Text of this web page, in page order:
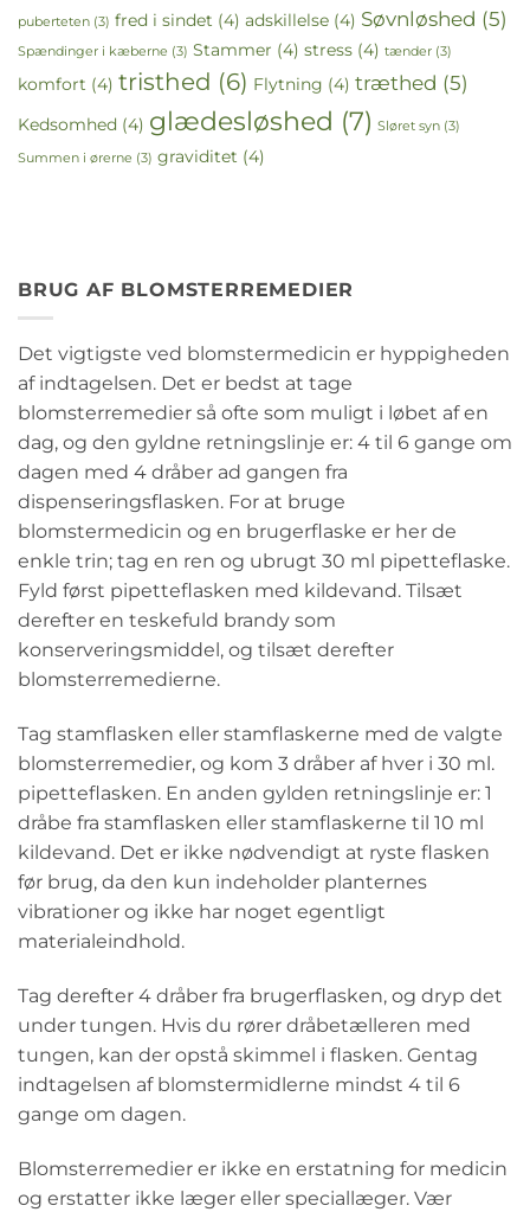
puberteten (3) fred i sindet (4) adskillelse (4) Søvnløshed (5)
Spændinger i kæberne (3) Stammer (4) stress (4) tænder (3)
komfort (4) tristhed (6) Flytning (4) træthed (5)
Kedsomhed (4) glædesløshed (7) Sløret syn (3)
Summen i ørerne (3) graviditet (4)
BRUG AF BLOMSTERREMEDIER
Det vigtigste ved blomstermedicin er hyppigheden
af indtagelsen. Det er bedst at tage
blomsterremedier så ofte som muligt i løbet af en
dag, og den gyldne retningslinje er: 4 til 6 gange om
dagen med 4 dråber ad gangen fra
dispenseringsflasken. For at bruge
blomstermedicin og en brugerflaske er her de
enkle trin; tag en ren og ubrugt 30 ml pipetteflaske.
Fyld først pipetteflasken med kildevand. Tilsæt
derefter en teskefuld brandy som
konserveringsmiddel, og tilsæt derefter
blomsterremedierne.
Tag stamflasken eller stamflaskerne med de valgte
blomsterremedier, og kom 3 dråber af hver i 30 ml.
pipetteflasken. En anden gylden retningslinje er: 1
dråbe fra stamflasken eller stamflaskerne til 10 ml
kildevand. Det er ikke nødvendigt at ryste flasken
før brug, da den kun indeholder planternes
vibrationer og ikke har noget egentligt
materialeindhold.
Tag derefter 4 dråber fra brugerflasken, og dryp det
under tungen. Hvis du rører dråbetælleren med
tungen, kan der opstå skimmel i flasken. Gentag
indtagelsen af blomstermidlerne mindst 4 til 6
gange om dagen.
Blomsterremedier er ikke en erstatning for medicin
og erstatter ikke læger eller speciallæger. Vær